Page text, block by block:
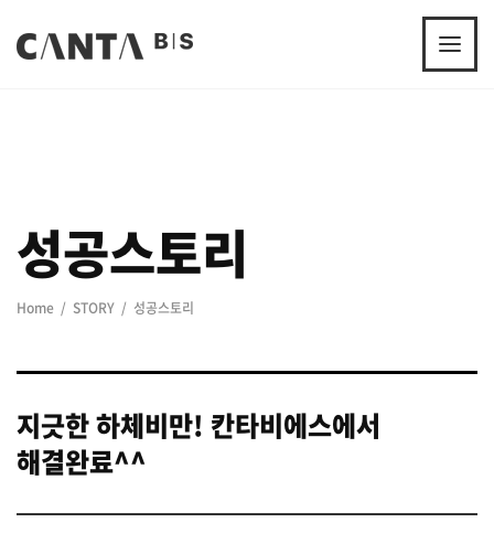
성공스토리
Home STORY 성공스토리
지긋한 하체비만! 칸타비에스에서
해결완료^^